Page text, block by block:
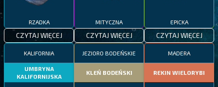
RZADKA
CZYTAJ WIĘCEJ
MITYCZNA
CZYTAJ WIĘCEJ
EPICKA
CZYTAJ WIĘCEJ
KALIFORNIA
UMBRYNA
KALIFORNIJSKA
JEZIORO BODEŃSKIE
KLEŃ BODEŃSKI
MADERA
REKIN WIELORYBI